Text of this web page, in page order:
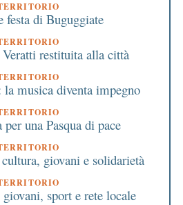
festa di Buguggiate
Veratti restituita alla città
la musica diventa impegno
una Pasqua di pace
giovani e solidarietà
sport e rete locale